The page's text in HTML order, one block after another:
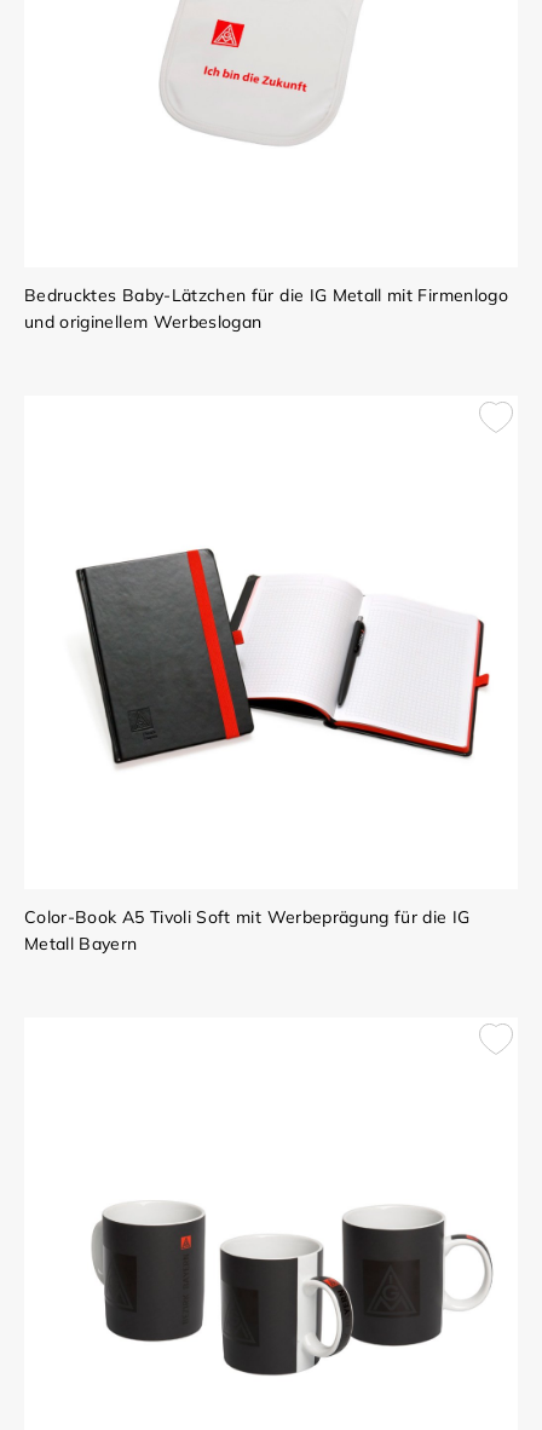
Bedrucktes Baby-Lätzchen für die IG Metall mit Firmenlogo
und originellem Werbeslogan
Color-Book A5 Tivoli Soft mit Werbeprägung für die IG
Metall Bayern